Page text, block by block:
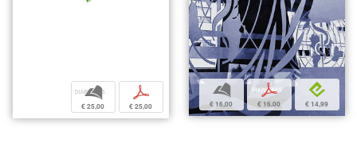
b
€ 25,00
p
€ 25,00
b
€ 16,00
p
€ 16,00
e
€ 14,99